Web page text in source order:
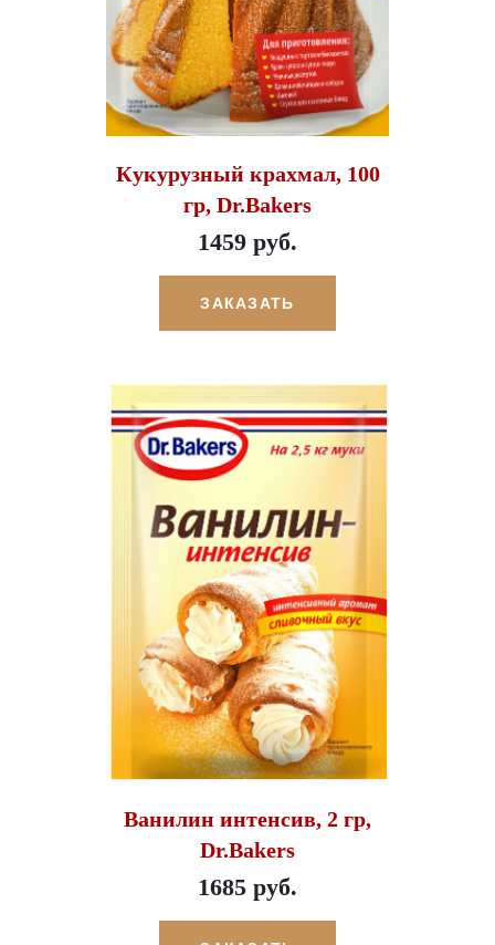
Кукурузный крахмал, 100
гр, Dr.Bakers
1459 руб.
ЗАКАЗАТЬ
Ванилин интенсив, 2 гр,
Dr.Bakers
1685 руб.